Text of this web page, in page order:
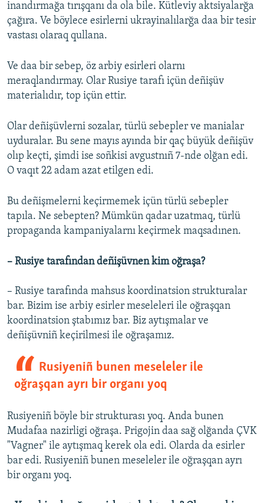
inandırmağa tırışqanı da ola bile. Kütleviy aktsiyalarğa
çağıra. Ve böylece esirlerni ukrayinalılarğa daa bir tesir
vastası olaraq qullana.
Ve daa bir sebep, öz arbiy esirleri olarnı
meraqlandırmay. Olar Rusiye tarafı içün deñişüv
materialıdır, top içün ettir.
Olar deñişüvlerni sozalar, türlü sebepler ve manialar
uyduralar. Bu sene mayıs ayında bir qaç büyük deñişüv
olıp keçti, şimdi ise soñkisi avgustnıñ 7-nde olğan edi.
O vaqıt 22 adam azat etilgen edi.
Bu deñişmelerni keçirmemek içün türlü sebepler
tapıla. Ne sebepten? Mümkün qadar uzatmaq, türlü
propaganda kampaniyalarnı keçirmek maqsadınen.
– Rusiye tarafından deñişüvnen kim oğraşa?
– Rusiye tarafında mahsus koordinatsion strukturalar
bar. Bizim ise arbiy esirler meseleleri ile oğraşqan
koordinatsion ştabımız bar. Biz aytışmalar ve
deñişüvniñ keçirilmesi ile oğraşamız.
Rusiyeniñ bunen meseleler ile
oğraşqan ayrı bir organı yoq
Rusiyeniñ böyle bir strukturası yoq. Anda bunen
Mudafaa nazirligi oğraşa. Prigojin daa sağ olğanda ÇVK
"Vagner" ile aytışmaq kerek ola edi. Olarda da esirler
bar edi. Rusiyeniñ bunen meseleler ile oğraşqan ayrı
bir organı yoq.